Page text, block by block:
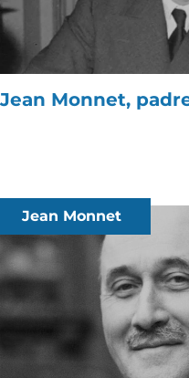
Jean Monnet,
Jean Monnet